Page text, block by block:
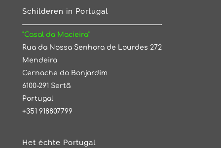
Schilderen in Portugal
"Casal da Macieira"
Rua da Nossa Senhora de Lourdes 272
Mendeira
Cernache do Bonjardim
6100-291 Sertã
Portugal
+351 918807799
Het échte Portugal